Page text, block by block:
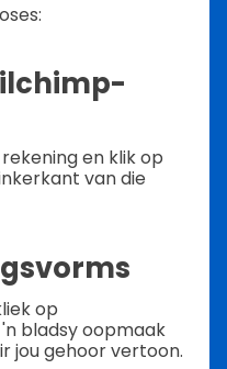
rekening en klik op
van die
op
bladsy oopmaak
jou gehoor vertoon.